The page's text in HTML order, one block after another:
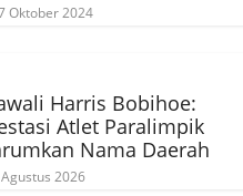
Oktober 2024
Harris Bobihoe:
Atlet Paralimpik
Nama Daerah
2026